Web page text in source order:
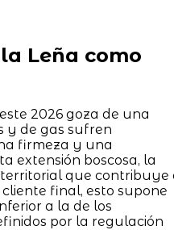
Leña como
2026 goza de una
y de gas sufren
firmeza y una
extensión boscosa, la
que contribuye
final, esto supone
a la de los
por la regulación